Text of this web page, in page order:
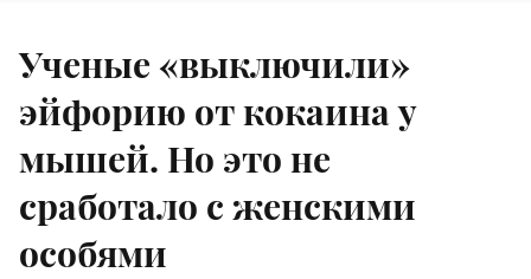
Ученые «выключили»
эйфорию от кокаина у
мышей. Но это не
сработало с женскими
особями